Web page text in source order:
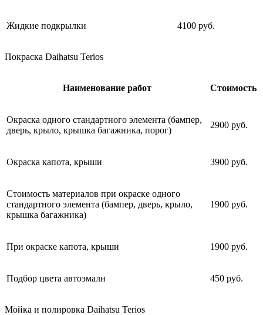
Жидкие подкрылки 4100 руб.
Покраска Daihatsu Terios
Наименование работ Стоимость
Окраска одного стандартного элемента (бампер,
дверь, крыло, крышка багажника, порог)
2900 руб.
Окраска капота, крыши 3900 руб.
Стоимость материалов при окраске одного
стандартного элемента (бампер, дверь, крыло,
крышка багажника)
1900 руб.
При окраске капота, крыши 1900 руб.
Подбор цвета автоэмали 450 руб.
Мойка и полировка Daihatsu Terios